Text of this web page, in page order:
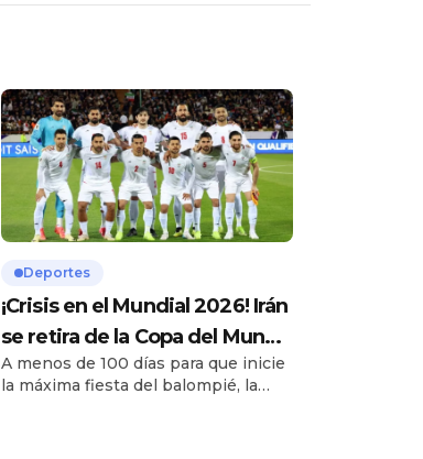
Deportes
¡Crisis en el Mundial 2026! Irán
se retira de la Copa del Mundo
por guerra contra Israel y EE.
UU.
A menos de 100 días para que inicie
la máxima fiesta del balompié, la